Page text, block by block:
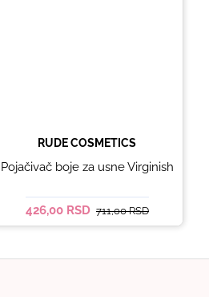
RUDE COSMETICS
Pojačivač boje za usne Virginish
426,00 RSD 711,00 RSD